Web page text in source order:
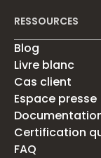
RESSOURCES
Blog
Livre blanc
Cas client
Espace presse
Certification
FAQ